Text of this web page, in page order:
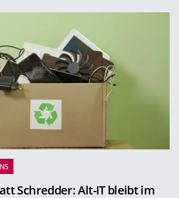
Schredder: Alt-IT bleibt im